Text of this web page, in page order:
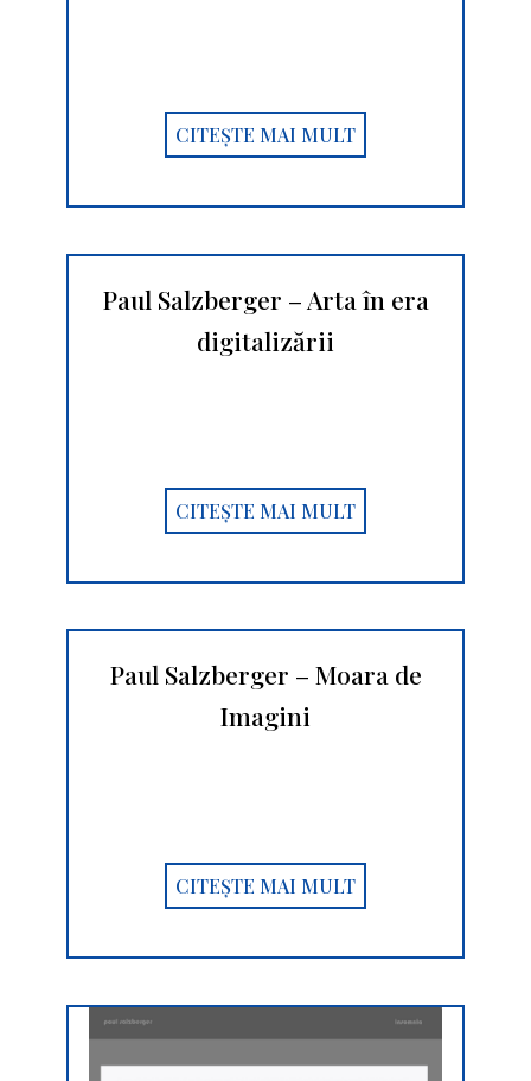
CITEȘTE MAI MULT
Paul Salzberger – Arta în era
digitalizării
CITEȘTE MAI MULT
Paul Salzberger – Moara de
Imagini
CITEȘTE MAI MULT